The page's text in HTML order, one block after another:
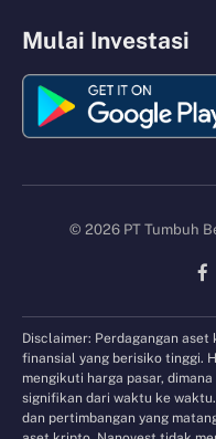
Mulai Investasi
© 2026 PT Tumbuh
Disclaimer: Perdagangan
finansial yang berisiko tinggi.
mengikuti harga pasar,
signifikan dari waktu ke
dan pertimbangan yang